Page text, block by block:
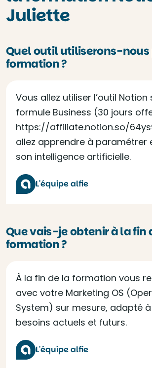
Juliette
Quel outil utiliserons-
formation ?
Vous allez utiliser l’outil Notion
formule Business (30 jours
https://affiliate.notion.so/
allez apprendre à paramétrer
son intelligence artificielle.
L'équipe alfie
Que vais-je obtenir à la fin
formation ?
À la fin de la formation vous
avec votre Marketing OS
System) sur mesure, adapté
besoins actuels et futurs.
L'équipe alfie